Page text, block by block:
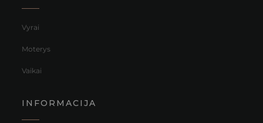
Vyrai
Moterys
Vaikai
INFORMACIJA